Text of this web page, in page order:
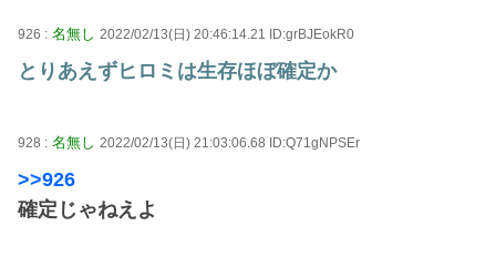
926 : 名無し 2022/02/13(日) 20:46:14.21 ID:grBJEokR0
とりあえずヒロミは生存ほぼ確定か
928 : 名無し 2022/02/13(日) 21:03:06.68 ID:Q71gNPSEr
>>926
確定じゃねえよ